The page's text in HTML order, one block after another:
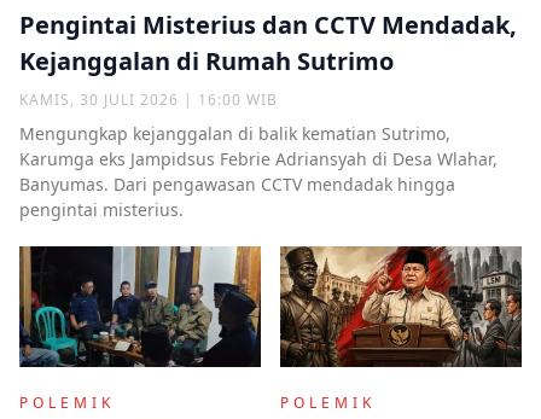
Pengintai Misterius dan CCTV Mendadak,
Kejanggalan di Rumah Sutrimo
KAMIS, 30 JULI 2026 | 16:00 WIB
Mengungkap kejanggalan di balik kematian Sutrimo,
Karumga eks Jampidsus Febrie Adriansyah di Desa Wlahar,
Banyumas. Dari pengawasan CCTV mendadak hingga
pengintai misterius.
POLEMIK POLEMIK